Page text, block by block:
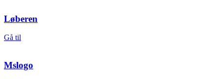
Løberen
Gå til
Mslogo